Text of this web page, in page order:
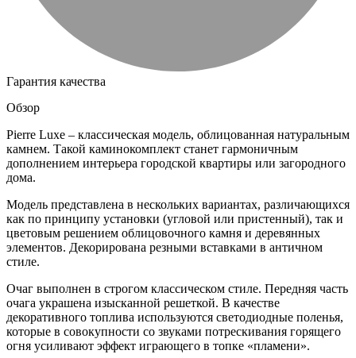
Гарантия качества
Обзор
Pierre Luxe – классическая модель, облицованная натуральным
камнем. Такой каминокомплект станет гармоничным
дополнением интерьера городской квартиры или загородного
дома.
Модель представлена в нескольких вариантах, различающихся
как по принципу установки (угловой или пристенный), так и
цветовым решением облицовочного камня и деревянных
элементов. Декорирована резными вставками в античном
стиле.
Очаг выполнен в строгом классическом стиле. Передняя часть
очага украшена изысканной решеткой. В качестве
декоративного топлива используются светодиодные поленья,
которые в совокупности со звуками потрескивания горящего
огня усиливают эффект играющего в топке «пламени».